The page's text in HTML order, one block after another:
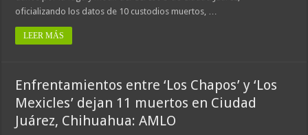
oficializando los datos de 10 custodios muertos, …
LEER MÁS
Enfrentamientos entre ‘Los Chapos’ y ‘Los
Mexicles’ dejan 11 muertos en Ciudad
Juárez, Chihuahua: AMLO